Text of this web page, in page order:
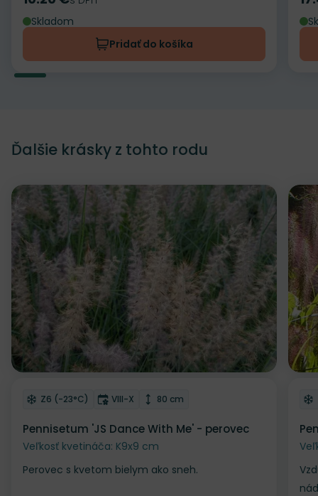
Skladom
Pridať do košíka
Ďalšie krásky z tohto rodu
Odober do zoznamu želaní
Mrazuvzdornosť
Z6 (-23°C) Doba kvitnutia
VIII-X Výška rastliny
80 cm
Pennisetum 'JS Dance With Me' - perovec
Veľkosť kvetináča: K9x9 cm
Perovec s kvetom bielym ako sneh.